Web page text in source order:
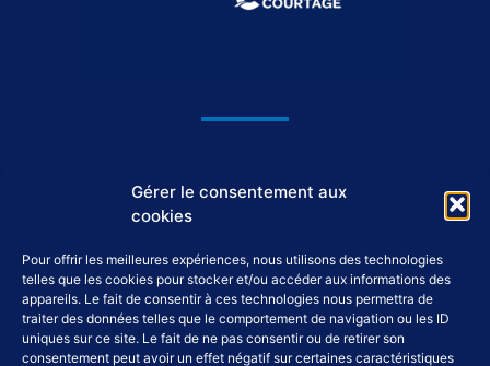
Gérer le consentement aux
cookies
Pour offrir les meilleures expériences, nous utilisons des technologies
telles que les cookies pour stocker et/ou accéder aux informations des
appareils. Le fait de consentir à ces technologies nous permettra de
traiter des données telles que le comportement de navigation ou les ID
uniques sur ce site. Le fait de ne pas consentir ou de retirer son
consentement peut avoir un effet négatif sur certaines caractéristiques
37550 Saint-Avertin
02 46 46 98 98
accueil@tap-patrimoine.fr